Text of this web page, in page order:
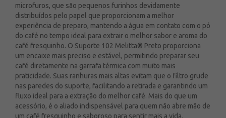
microfuros, que são pequenos furinhos devidamente
distribuídos pelo papel que proporcionam a melhor
experiência de preparo, mantendo a água em contato com o pó
do café no tempo ideal para extrair o melhor sabor e aroma do
café fresquinho. O Suporte 102 Melitta® Preto proporciona
um encaixe mais preciso e estável, permitindo preparar seu
café diretamente na garrafa térmica com muito mais
praticidade. Suas ranhuras mais altas evitam que o filtro grude
nas paredes do suporte, facilitando a retirada e garantindo um
fluxo ideal para a extração do melhor café. Mais do que um
acessório, é o aliado indispensável para quem não abre mão de
um café fresquinho e saboroso para sentir mais a vida.